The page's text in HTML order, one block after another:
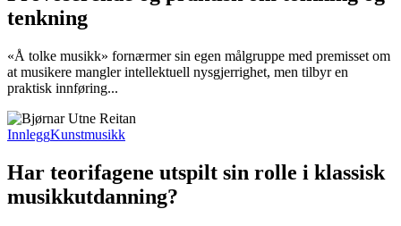
tenkning
«Å tolke musikk» fornærmer sin egen målgruppe med premisset om
at musikere mangler intellektuell nysgjerrighet, men tilbyr en
praktisk innføring...
InnleggKunstmusikk
Har teorifagene utspilt sin rolle i klassisk
musikkutdanning?